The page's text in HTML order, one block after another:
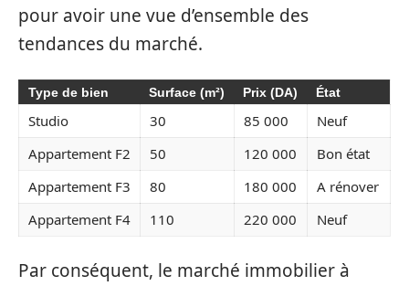
pour avoir une vue d’ensemble des
tendances du marché.
Type de bien Surface (m²) Prix (DA) État
Studio 30 85 000
Neuf
Appartement F2
50 120 000
Bon état
Appartement F3
80 180 000
A rénover
Appartement F4
110 220 000 Neuf
Par conséquent, le marché immobilier à